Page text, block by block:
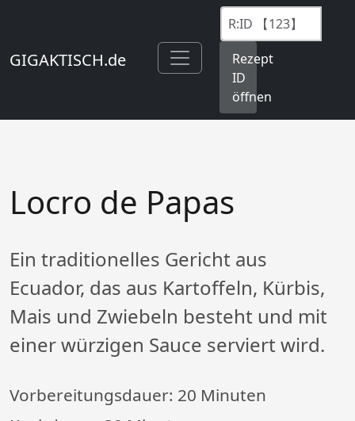
GIGAKTISCH.de
Rezept
ID
öffnen
Locro de Papas
Ein traditionelles Gericht aus
Ecuador, das aus Kartoffeln, Kürbis,
Mais und Zwiebeln besteht und mit
einer würzigen Sauce serviert wird.
Vorbereitungsdauer: 20 Minuten